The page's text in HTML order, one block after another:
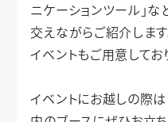
ニケーションツール」
交えながらご紹介しま
イベントもご用意してお
イベントにお越しの際は